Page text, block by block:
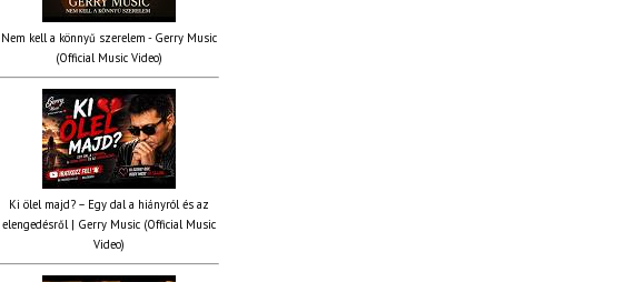
Nem kell a könnyű szerelem - Gerry Music
(Official Music Video)
Ki ölel majd? – Egy dal a hiányról és az
elengedésről | Gerry Music (Official Music
Video)